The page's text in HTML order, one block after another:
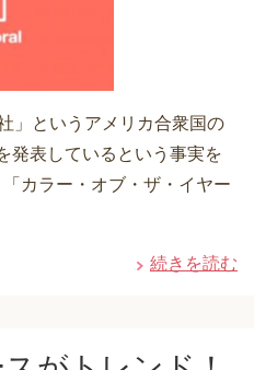
」というアメリカ合衆国の
発表しているという事実を
カラー・オブ・ザ・イヤー
続きを読む